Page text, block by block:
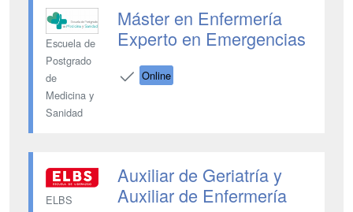
Escuela de
Postgrado
de
Medicina y
Sanidad
Máster en Enfermería
Experto en Emergencias
Online
ELBS
Auxiliar de Geriatría y
Auxiliar de Enfermería